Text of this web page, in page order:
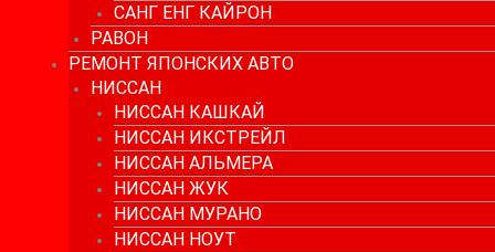
САНГ ЕНГ КАЙРОН
РАВОН
РЕМОНТ ЯПОНСКИХ АВТО
НИССАН
НИССАН КАШКАЙ
НИССАН ИКСТРЕЙЛ
НИССАН АЛЬМЕРА
НИССАН ЖУК
НИССАН МУРАНО
НИССАН НОУТ